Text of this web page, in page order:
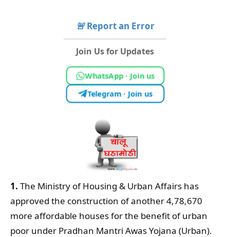
🚨Report an Error
Join Us for Updates
WhatsApp · Join us
Telegram · Join us
1. The Ministry of Housing & Urban Affairs has
approved the construction of another 4,78,670
more affordable houses for the benefit of urban
poor under Pradhan Mantri Awas Yojana (Urban).